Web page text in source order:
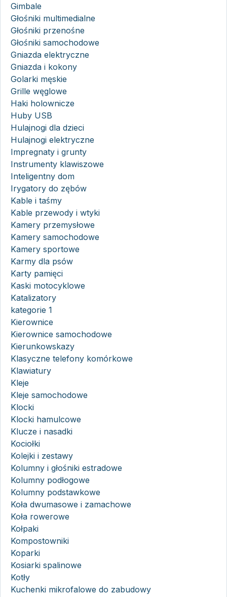
Gimbale
Głośniki multimedialne
Głośniki przenośne
Głośniki samochodowe
Gniazda elektryczne
Gniazda i kokony
Golarki męskie
Grille węglowe
Haki holownicze
Huby USB
Hulajnogi dla dzieci
Hulajnogi elektryczne
Impregnaty i grunty
Instrumenty klawiszowe
Inteligentny dom
Irygatory do zębów
Kable i taśmy
Kable przewody i wtyki
Kamery przemysłowe
Kamery samochodowe
Kamery sportowe
Karmy dla psów
Karty pamięci
Kaski motocyklowe
Katalizatory
kategorie 1
Kierownice
Kierownice samochodowe
Kierunkowskazy
Klasyczne telefony komórkowe
Klawiatury
Kleje
Kleje samochodowe
Klocki
Klocki hamulcowe
Klucze i nasadki
Kociołki
Kolejki i zestawy
Kolumny i głośniki estradowe
Kolumny podłogowe
Kolumny podstawkowe
Koła dwumasowe i zamachowe
Koła rowerowe
Kołpaki
Kompostowniki
Koparki
Kosiarki spalinowe
Kotły
Kuchenki mikrofalowe do zabudowy